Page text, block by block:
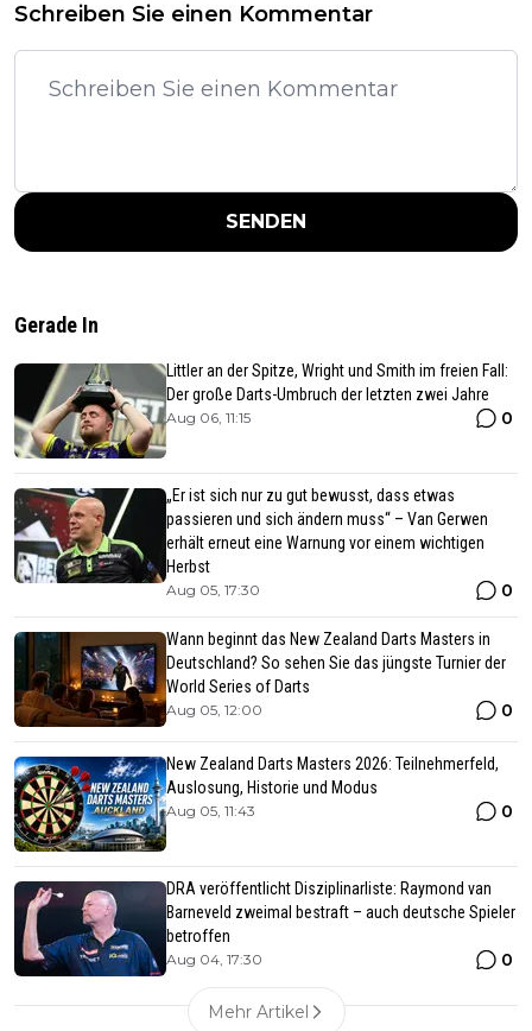
Schreiben Sie einen Kommentar
SENDEN
Gerade In
Littler an der Spitze, Wright und Smith im freien Fall:
Der große Darts-Umbruch der letzten zwei Jahre
Aug 06, 11:15 0
„Er ist sich nur zu gut bewusst, dass etwas
passieren und sich ändern muss“ – Van Gerwen
erhält erneut eine Warnung vor einem wichtigen
Herbst
Aug 05, 17:30 0
Wann beginnt das New Zealand Darts Masters in
Deutschland? So sehen Sie das jüngste Turnier der
World Series of Darts
Aug 05, 12:00 0
New Zealand Darts Masters 2026: Teilnehmerfeld,
Auslosung, Historie und Modus
Aug 05, 11:43 0
DRA veröffentlicht Disziplinarliste: Raymond van
Barneveld zweimal bestraft – auch deutsche Spieler
betroffen
Aug 04, 17:30 0
Mehr Artikel